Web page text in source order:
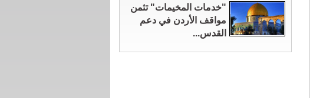
"خدمات المخيمات" تثمن
مواقف الأردن في دعم
القدس...